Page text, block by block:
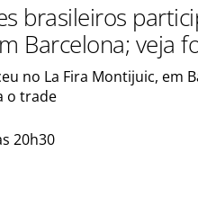
brasileiros
Barcelona; veja
no La Fira Montijuic, em
o trade
20h30